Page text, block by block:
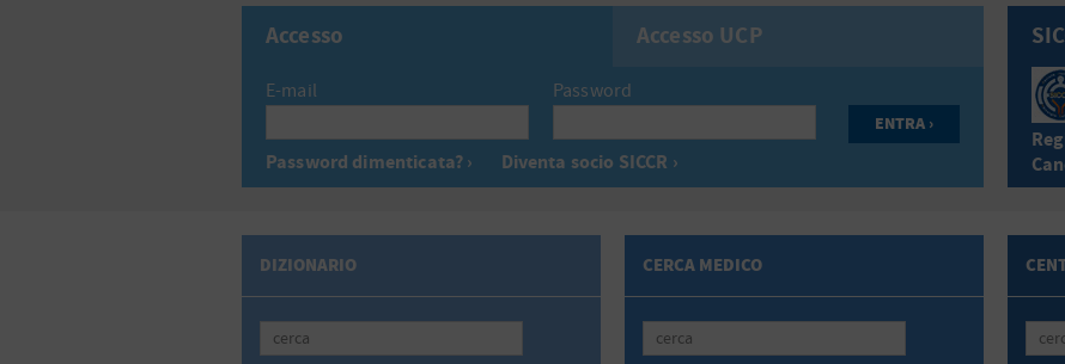
Accesso Accesso UCP
E-mail Password
Password dimenticata? › Diventa socio SICCR ›
DIZIONARIO CERCA MEDICO